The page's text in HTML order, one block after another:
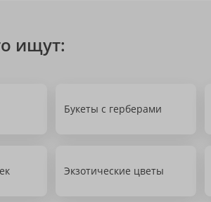
ищут:
Букеты с герберами
Экзотические цветы